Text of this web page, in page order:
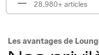
28.980+ articles
Les avantages de